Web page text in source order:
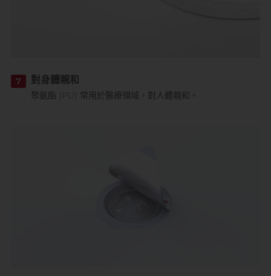
7 對身體親和
聚氨酯 (PU) 常用於醫療領域，對人體親和。